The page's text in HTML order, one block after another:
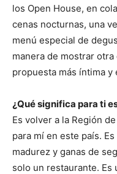
los Open House, en
cenas nocturnas, una
menú especial de
manera de mostrar
propuesta más íntima y
¿Qué significa para ti
Es volver a la Región
para mí en este país.
madurez y ganas de
solo un restaurante.